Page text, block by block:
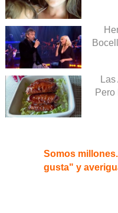
Somos
gusta" y